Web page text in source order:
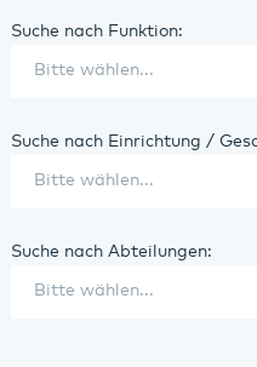
Suche nach Funktion:
Suche nach Einrichtung /
Suche nach Abteilungen: